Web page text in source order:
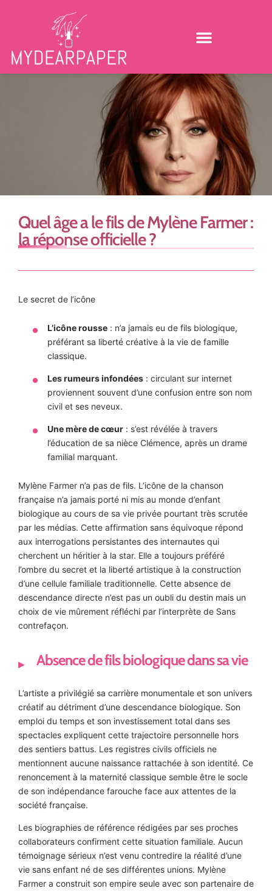
Quel âge a le fils de Mylène Farmer :
la réponse officielle ?
Le secret de l’icône
L’icône rousse : n’a jamais eu de fils biologique,
préférant sa liberté créative à la vie de famille
classique.
Les rumeurs infondées : circulant sur internet
proviennent souvent d’une confusion entre son nom
civil et ses neveux.
Une mère de cœur : s’est révélée à travers
l’éducation de sa nièce Clémence, après un drame
familial marquant.
Mylène Farmer n’a pas de fils. L’icône de la chanson
française n’a jamais porté ni mis au monde d’enfant
biologique au cours de sa vie privée pourtant très scrutée
par les médias. Cette affirmation sans équivoque répond
aux interrogations persistantes des internautes qui
cherchent un héritier à la star. Elle a toujours préféré
l’ombre du secret et la liberté artistique à la construction
d’une cellule familiale traditionnelle. Cette absence de
descendance directe n’est pas un oubli du destin mais un
choix de vie mûrement réfléchi par l’interprète de Sans
contrefaçon.
Absence de fils biologique dans sa vie
L’artiste a privilégié sa carrière monumentale et son univers
créatif au détriment d’une descendance biologique. Son
emploi du temps et son investissement total dans ses
spectacles expliquent cette trajectoire personnelle hors
des sentiers battus. Les registres civils officiels ne
mentionnent aucune naissance rattachée à son identité. Ce
renoncement à la maternité classique semble être le socle
de son indépendance farouche face aux attentes de la
société française.
Les biographies de référence rédigées par ses proches
collaborateurs confirment cette situation familiale. Aucun
témoignage sérieux n’est venu contredire la réalité d’une
vie sans enfant né de ses différentes unions. Mylène
Farmer a construit son empire seule avec son partenaire de